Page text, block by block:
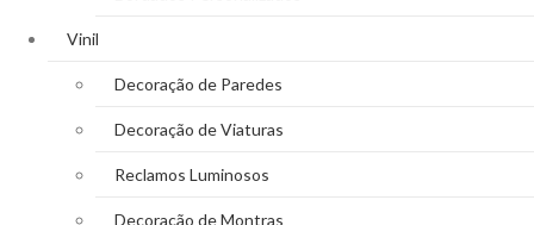
Vinil
Decoração de Paredes
Decoração de Viaturas
Reclamos Luminosos
Decoração de Montras